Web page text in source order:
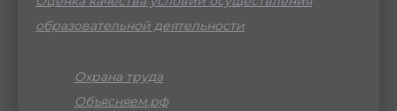
образовательной деятельности
Охрана труда
Объясняем.рф